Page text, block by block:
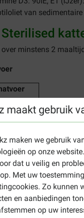
maakt gebruik
maken we gebruik
op onze
dat u veilig en
Met uw
Zo kunnen
en aanbiedingen
op uw
van
minstens 2
Aantal
zakjes
gram
1
1
1